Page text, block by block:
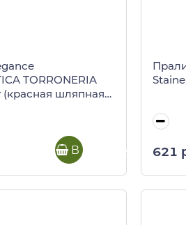
TORRONERIA
(красная шляпная
В корзину 621